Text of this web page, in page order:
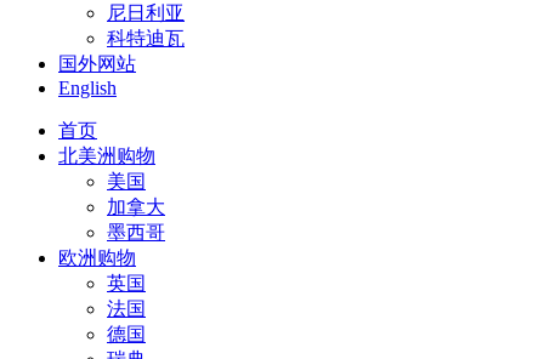
尼日利亚
科特迪瓦
国外网站
English
首页
北美洲购物
美国
加拿大
墨西哥
欧洲购物
英国
法国
德国